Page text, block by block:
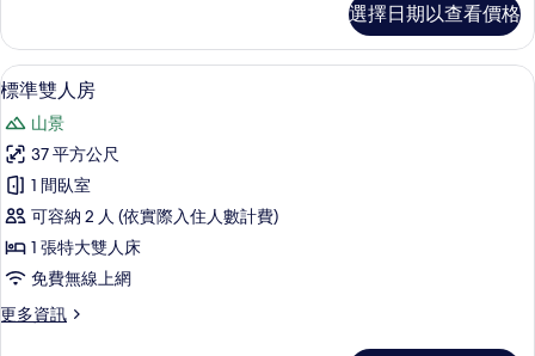
所
有
相
片
客
房
的
情
選擇日期以查看價格
顯
示
標
準
雙
人
房
的
所
高級寢具、羽絨被、客房內保險箱、書
4
標準雙人房
山景
37 平方公尺
1 間臥室
可容納 2 人 (依實際入住人數計費)
1 張特大雙人床
免費無線上網
更多資訊
更